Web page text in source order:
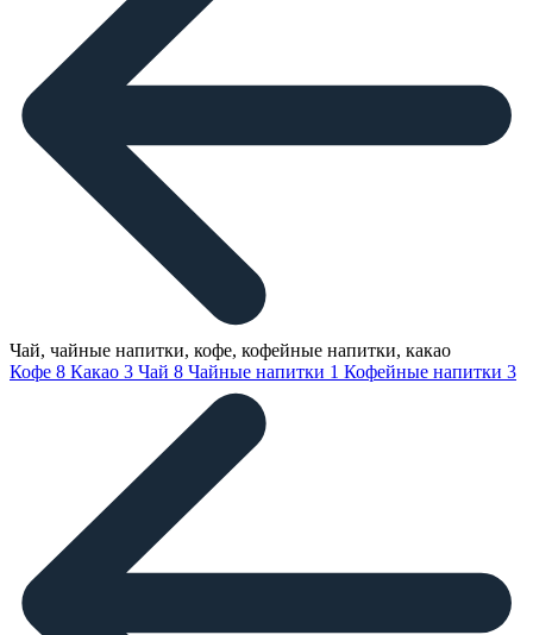
Чай, чайные напитки, кофе, кофейные напитки, какао
Кофе 8 Какао 3 Чай 8 Чайные напитки 1 Кофейные напитки 3